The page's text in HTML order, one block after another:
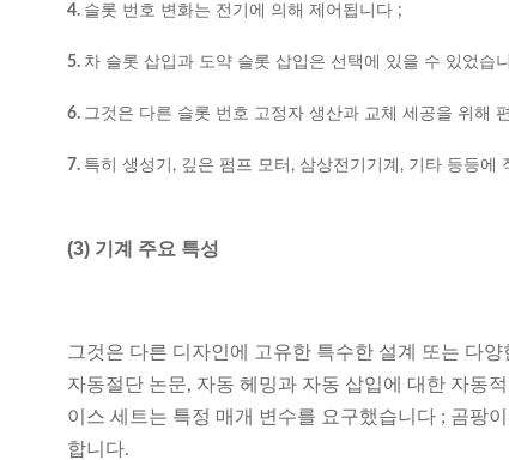
4. 슬롯 번호 변화는 전기에 의해 제어됩니다 ;
5. 차 슬롯 삽입과 도약 슬롯 삽입은 선택에 있을 수 있었습
6. 그것은 다른 슬롯 번호 고정자 생산과 교체 세공을 위해
7. 특히 생성기, 깊은 펌프 모터, 삼상전기기계, 기타 등등에
(3) 기계 주요 특성
그것은 다른 디자인에 고유한 특수한 설계 또는 다
자동절단 논문, 자동 헤밍과 자동 삽입에 대한 자동
이스 세트는 특정 매개 변수를 요구했습니다 ; 곰팡
합니다.